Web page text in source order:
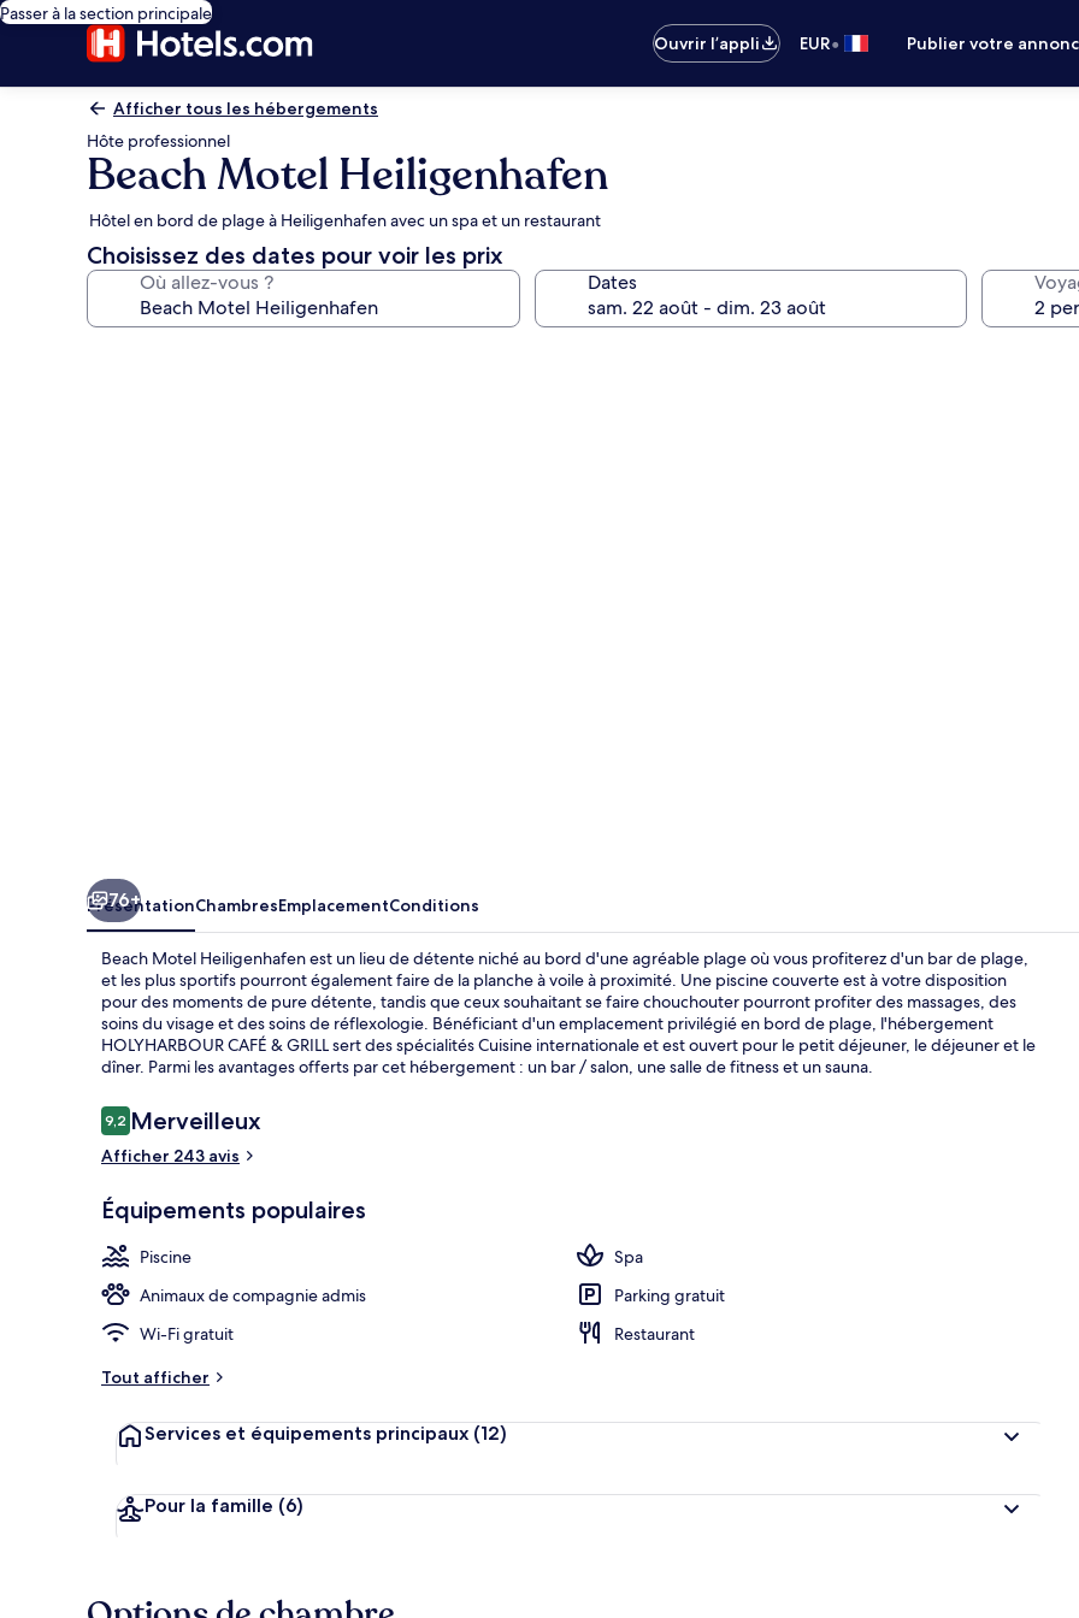
Passer à la section principale
Ouvrir l’appli
EUR• Publier votre
Afficher tous les hébergements
Hôte professionnel
Beach Motel Heiligenhafen
Hôtel en bord de plage à Heiligenhafen avec un spa et un restaurant
Choisissez des dates pour voir les prix
Où allez-vous ? Dates
Piscine
76+
PrésentationChambresEmplacementConditions
Beach Motel Heiligenhafen est un lieu de détente niché au bord d'une agréable plage où vous profiterez d'un bar de plage,
et les plus sportifs pourront également faire de la planche à voile à proximité. Une piscine couverte est à votre disposition
pour des moments de pure détente, tandis que ceux souhaitant se faire chouchouter pourront profiter des massages, des
soins du visage et des soins de réflexologie. Bénéficiant d'un emplacement privilégié en bord de plage, l'hébergement
HOLYHARBOUR CAFÉ & GRILL sert des spécialités Cuisine internationale et est ouvert pour le petit déjeuner, le déjeuner et le
dîner. Parmi les avantages offerts par cet hébergement : un bar / salon, une salle de fitness et un sauna.
Avis
voyageurs
9,29,2 sur 10
Merveilleux
Afficher 243 avis
Équipements populaires
Piscine
Spa
Animaux de compagnie admis
Parking gratuit
Wi-Fi gratuit
Restaurant
Tout afficher
Services et équipements principaux (12)
Pour la famille (6)